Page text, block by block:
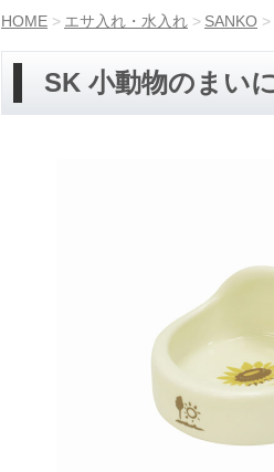
HOME エサ入れ・水入れ SANKO
SK 小動物のまい